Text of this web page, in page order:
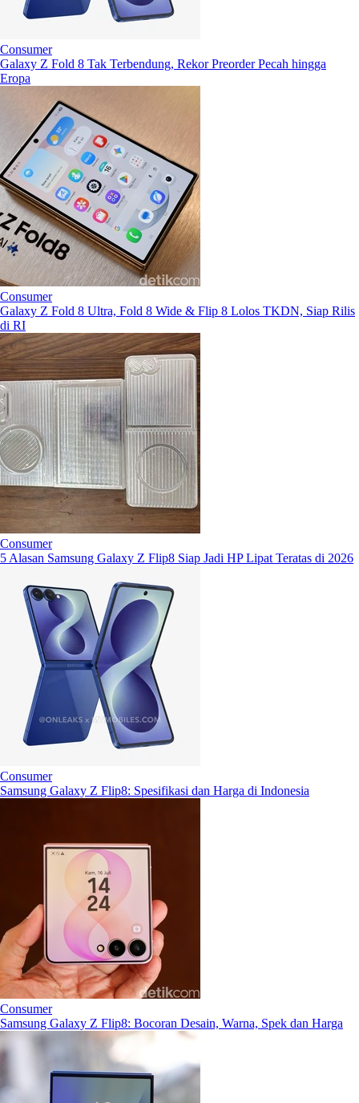
Consumer
Galaxy Z Fold 8 Tak Terbendung, Rekor Preorder Pecah hingga
Eropa
Consumer
Galaxy Z Fold 8 Ultra, Fold 8 Wide & Flip 8 Lolos TKDN, Siap Rilis
di RI
Consumer
5 Alasan Samsung Galaxy Z Flip8 Siap Jadi HP Lipat Teratas di 2026
Consumer
Samsung Galaxy Z Flip8: Spesifikasi dan Harga di Indonesia
Consumer
Samsung Galaxy Z Flip8: Bocoran Desain, Warna, Spek dan Harga